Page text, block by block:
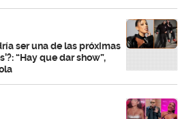
ser una de las próximas
“Hay que dar show”,